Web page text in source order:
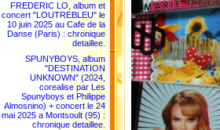
FREDERIC LO, album et
concert "LOUTREBLEU" le
10 juin 2025 au Cafe de la
Danse (Paris) : chronique
detaillee.
SPUNYBOYS, album
"DESTINATION
UNKNOWN" (2024,
corealise par Les
Spunyboys et Philippe
Almosnino) + concert le 24
mai 2025 a Montsoult (95) :
chronique detaillee.